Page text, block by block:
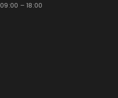
– 18:00